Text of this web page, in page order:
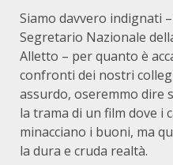
Siamo davvero indignati
Segretario Nazionale
Alletto – per quanto è
confronti dei nostri
assurdo, oseremmo dire
la trama di un film dove i
minacciano i buoni, ma
la dura e cruda realtà.